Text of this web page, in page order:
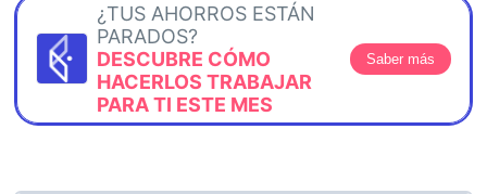
¿TUS AHORROS ESTÁN
PARADOS?
DESCUBRE CÓMO
HACERLOS TRABAJAR
PARA TI ESTE MES
Saber más